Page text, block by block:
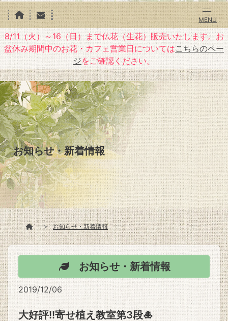
8/11（火）～16（日）まで仏花（生花）販売いたします。お
盆休み期間中のお花・カフェ営業日についてはこちらのペー
ジをご確認ください。
お知らせ・新着情報
お知らせ・新着情報
お知らせ・新着情報
2019/12/06
大好評!!寄せ植え教室第3段🎍